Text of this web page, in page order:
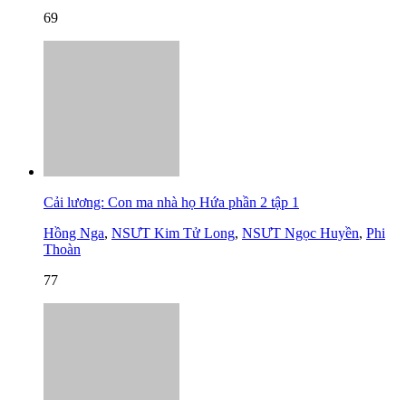
69
Cải lương: Con ma nhà họ Hứa phần 2 tập 1
Hồng Nga, NSƯT Kim Tử Long, NSƯT Ngọc Huyền, Phi
Thoàn
77